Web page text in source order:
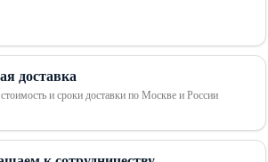
доставка
и сроки доставки по Москве и России